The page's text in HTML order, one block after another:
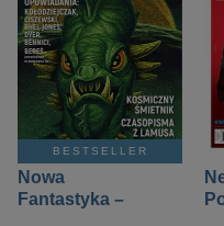
BESTSELLER
Nowa
Fantastyka –